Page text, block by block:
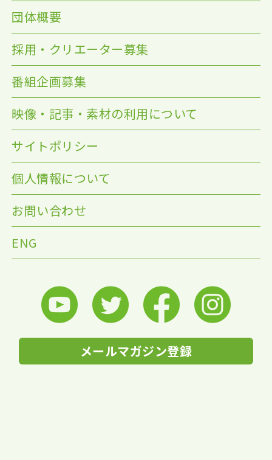
団体概要
採用・クリエーター募集
番組企画募集
映像・記事・素材の利用について
サイトポリシー
個人情報について
お問い合わせ
ENG
メールマガジン登録